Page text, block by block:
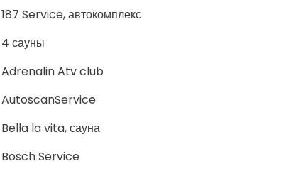
187 Service, автокомплекс
4 сауны
Adrenalin Atv club
AutoscanService
Bella la vita, сауна
Bosch Service